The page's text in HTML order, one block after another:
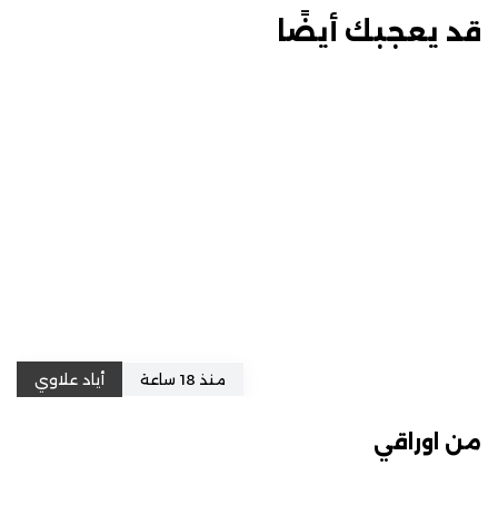
قد يعجبك أيضًا
منذ 18 ساعة أياد علاوي
من اوراقي